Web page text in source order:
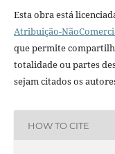
Esta obra está
Atribuição-
que permite
totalidade ou partes
sejam citados os
HOW TO CITE